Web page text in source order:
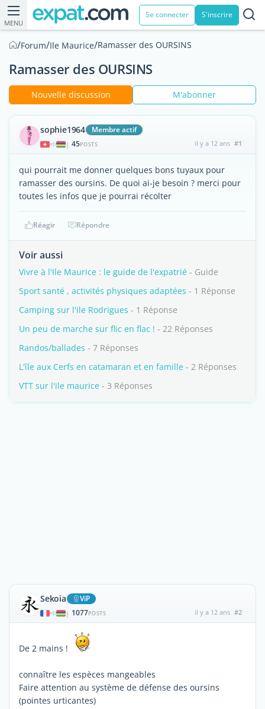
MENU
Se connecter S'inscrire
/Forum/Ile Maurice/Ramasser des OURSINS
Ramasser des OURSINS
Nouvelle discussion M'abonner
sophie1964 Membre actif
| 45POSTS il y a 12 ans #1
qui pourrait me donner quelques bons tuyaux pour
ramasser des oursins. De quoi ai-je besoin ? merci pour
toutes les infos que je pourrai récolter
Réagir Répondre
Voir aussi
Vivre à l'Ile Maurice : le guide de l'expatrié - Guide
Sport santé , activités physiques adaptées - 1 Réponse
Camping sur l'ile Rodrigues - 1 Réponse
Un peu de marche sur flic en flac ! - 22 Réponses
Randos/ballades - 7 Réponses
L'île aux Cerfs en catamaran et en famille - 2 Réponses
VTT sur l'ile maurice - 3 Réponses
Sekoia ViP
| 1077POSTS il y a 12 ans #2
De 2 mains !
connaître les espèces mangeables
Faire attention au système de défense des oursins
(pointes urticantes)